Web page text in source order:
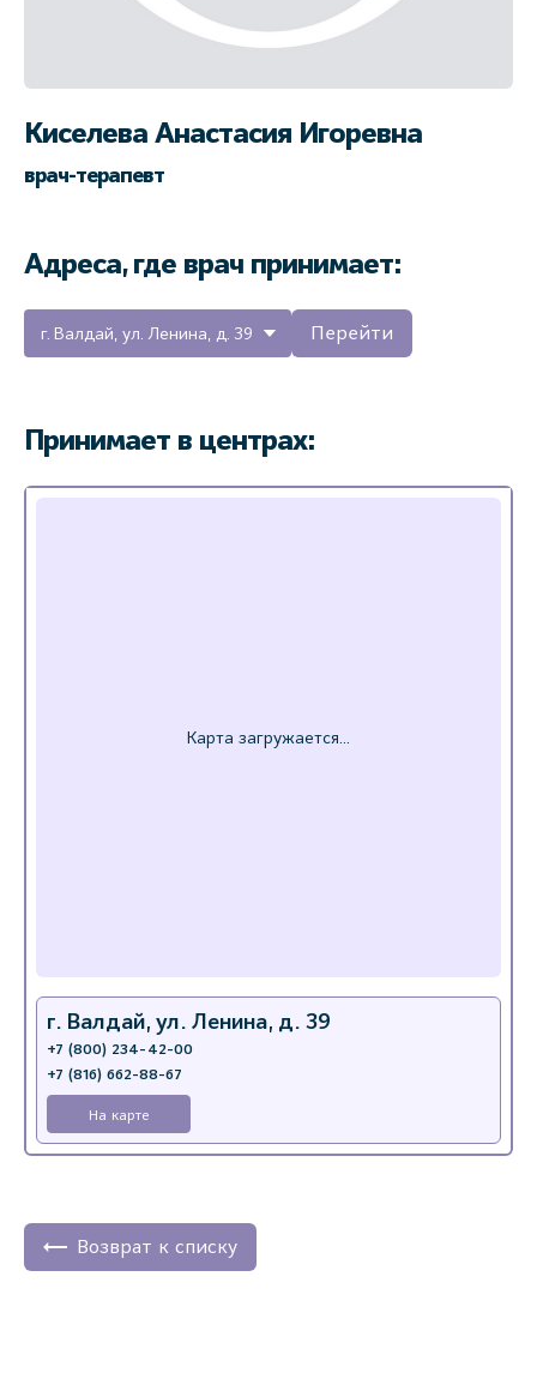
Киселева Анастасия Игоревна
врач-терапевт
Адреса, где врач принимает:
г. Валдай, ул. Ленина, д. 39 Перейти
Принимает в центрах:
г. Валдай, ул. Ленина, д. 39
+7 (800) 234-42-00
+7 (816) 662-88-67
На карте
Возврат к списку